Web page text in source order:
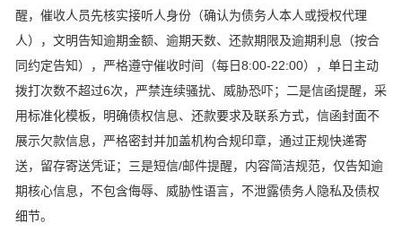
醒，催收人员先核实接听人身份（确认为债务人本人或授权代理
人），文明告知逾期金额、逾期天数、还款期限及逾期利息（按合
同约定告知），严格遵守催收时间（每日8:00-22:00），单日主动
拨打次数不超过6次，严禁连续骚扰、威胁恐吓；二是信函提醒，采
用标准化模板，明确债权信息、还款要求及联系方式，信函封面不
展示欠款信息，严格密封并加盖机构合规印章，通过正规快递寄
送，留存寄送凭证；三是短信/邮件提醒，内容简洁规范，仅告知逾
期核心信息，不包含侮辱、威胁性语言，不泄露债务人隐私及债权
细节。